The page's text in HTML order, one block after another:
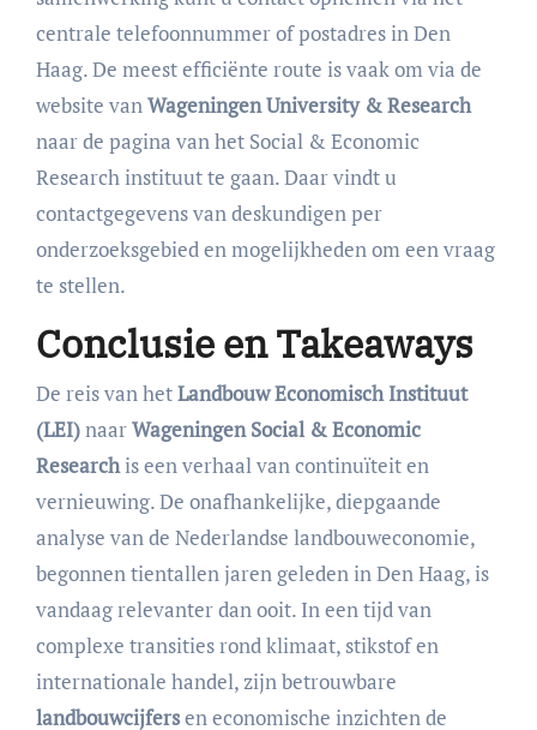
centrale telefoonnummer of postadres in Den
Haag. De meest efficiënte route is vaak om via de
website vanWageningen University & Research
naar de pagina van het Social & Economic
Research instituut te gaan. Daar vindt u
contactgegevens van deskundigen per
onderzoeksgebied en mogelijkheden om een vraag
te stellen.
Conclusie en Takeaways
De reis van hetLandbouw Economisch Instituut
(LEI)naarWageningen Social & Economic
Researchis een verhaal van continuïteit en
vernieuwing. De onafhankelijke, diepgaande
analyse van de Nederlandse landbouweconomie,
begonnen tientallen jaren geleden in Den Haag, is
vandaag relevanter dan ooit. In een tijd van
complexe transities rond klimaat, stikstof en
internationale handel, zijn betrouwbare
landbouwcijfersen economische inzichten de